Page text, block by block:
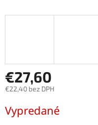
€27,60
€22,40 bez DPH
cena:
Vypredané